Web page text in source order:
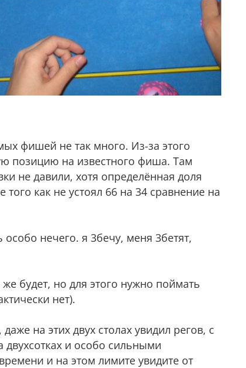
фишей не так много. Из-за этого
позицию на известного фиша. Там
не давили, хотя определённая доля
как не устоял 66 на 34 сравнение на
нечего. я 3бечу, меня 3бетят,
будет, но для этого нужно поймать
нет).
на этих двух столах увидил регов, с
двухсотках и особо сильными
и на этом лимите увидите от